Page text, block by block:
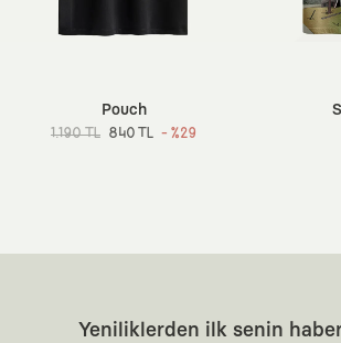
Pouch
1.190 TL 840 TL - %29
Yeniliklerden ilk senin